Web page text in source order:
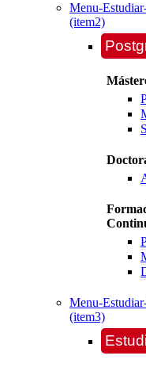
Menu-
(item2)
Menu-
(item3)